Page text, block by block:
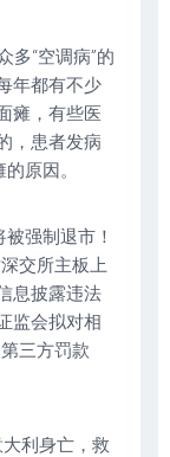
多“空调病”的
年都有不少
瘫，有些医
，患者发病
原因。
强制退市！
交所主板上
息披露违法
监会拟对相
三方罚款
利身亡，救